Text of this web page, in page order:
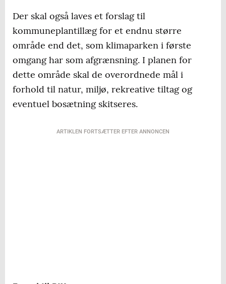
Der skal også laves et forslag til
kommuneplantillæg for et endnu større
område end det, som klimaparken i første
omgang har som afgrænsning. I planen for
dette område skal de overordnede mål i
forhold til natur, miljø, rekreative tiltag og
eventuel bosætning skitseres.
ARTIKLEN FORTSÆTTER EFTER ANNONCEN